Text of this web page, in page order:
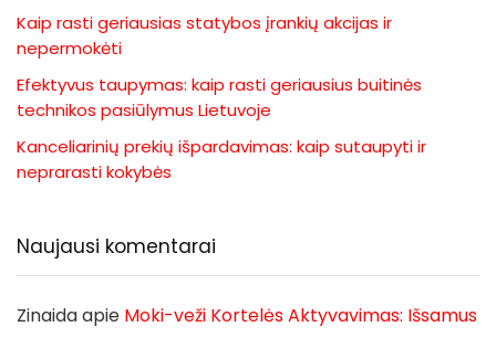
Kaip rasti geriausias statybos įrankių akcijas ir
nepermokėti
Efektyvus taupymas: kaip rasti geriausius buitinės
technikos pasiūlymus Lietuvoje
Kanceliarinių prekių išpardavimas: kaip sutaupyti ir
neprarasti kokybės
Naujausi komentarai
Zinaidaapie Moki-veži Kortelės Aktyvavimas: Išsamus